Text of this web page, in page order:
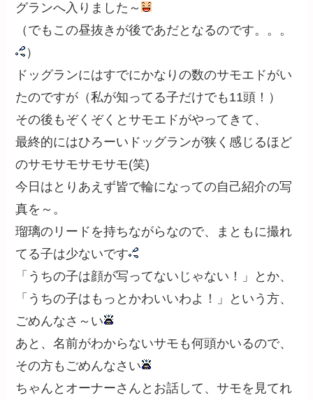
グランへ入りました～
（でもこの昼抜きが後であだとなるのです。。。
）
ドッグランにはすでにかなりの数のサモエドがい
たのですが（私が知ってる子だけでも11頭！）
その後もぞくぞくとサモエドがやってきて、
最終的にはひろーいドッグランが狭く感じるほど
のサモサモサモサモ(笑)
今日はとりあえず皆で輪になっての自己紹介の写
真を～。
瑠璃のリードを持ちながらなので、まともに撮れ
てる子は少ないです
「うちの子は顔が写ってないじゃない！」とか、
「うちの子はもっとかわいいわよ！」という方、
ごめんなさ～い
あと、名前がわからないサモも何頭かいるので、
その方もごめんなさい
ちゃんとオーナーさんとお話して、サモを見てれ